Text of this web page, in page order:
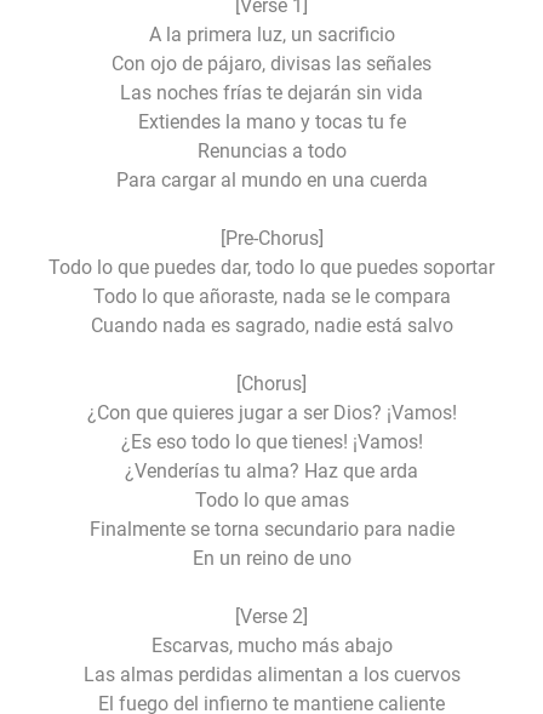
[Verse 1]
A la primera luz, un sacrificio
Con ojo de pájaro, divisas las señales
Las noches frías te dejarán sin vida
Extiendes la mano y tocas tu fe
Renuncias a todo
Para cargar al mundo en una cuerda
[Pre-Chorus]
Todo lo que puedes dar, todo lo que puedes soportar
Todo lo que añoraste, nada se le compara
Cuando nada es sagrado, nadie está salvo
[Chorus]
¿Con que quieres jugar a ser Dios? ¡Vamos!
¿Es eso todo lo que tienes! ¡Vamos!
¿Venderías tu alma? Haz que arda
Todo lo que amas
Finalmente se torna secundario para nadie
En un reino de uno
[Verse 2]
Escarvas, mucho más abajo
Las almas perdidas alimentan a los cuervos
El fuego del infierno te mantiene caliente